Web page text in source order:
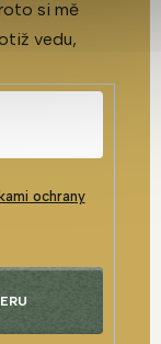
si mě
vedu,
ochrany